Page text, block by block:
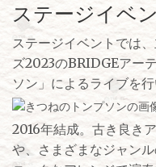
ステージイベ
ステージイベントでは
ズ2023のBRIDGEアー
ソン」によるライブを
2016年結成。古き良き
や、さまざまなジャン